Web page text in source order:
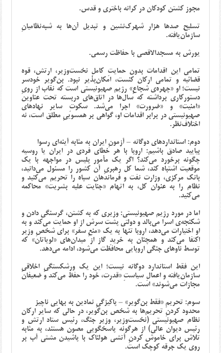
مجوز کشتن کودکان در کرانه باختری و قدس.
تسلیح صدها هزار شهرک‌نشین و تبدیل آن‌ها به شبه‌نظامیانِ
سازمان‌یافته.
یورش به مسجدالاقصی با حفاظت رسمی.
تمامی این اقدامات بدون حمایتِ کاملِ نخست‌وزیر، ارتش، قوه
قضائیه و تمامی ارکان کنست، امکان‌پذیر نبود. بن‌گویر خودسر
نیست؛ او «چهره‌ی شجاعِ» رژیم صهیونیستی است که نقاب از رویِ
دستورکاری برداشته که سال‌ها در اتاق‌های دربسته تحت عناوین
«امنیت» و «ضرورت» اجرا می‌شد. سکوتِ سایر نهادهای
صهیونیستی در برابر اقدامات او، گواهی بر همسوییِ مطلق است، نه
اختلاف‌نظر.
دوم: استانداردهای دوگانه – آزمونِ ایران به مثابه آینه‌ای رسوا
بیایید صادق باشیم: اروپا با هر خطای فردی در ایران یا روسیه
چگونه برخورد می‌کند؟ اگر یک مأمور پلیس در مواجهه با یک
موقعیت اشتباه کند، شما کل رهبریِ آن کشور را مسئول می‌دانید،
بانک مرکزی، وزارت نفت و فرماندهان سپاه را تحریم می‌کنید و
نظام را به عنوان کل، به اتهام «جنایت علیه بشریت» محاکمه
می‌کنید.
اما در مورد رژیم صهیونیستی: وزیری که به کشتن، گرسنگی دادن و
شکنجه‌ی اسرا می‌بالد و دولتی پشت سرش از او حمایت می‌کند و به
او اختیارات می‌دهد، اروپا تنها به یک «منعِ سفر» برای شخصِ وزیر
اکتفا می‌کند و همچنان به خریدِ گاز از میدان‌های «لویاتان» که
توسط ناوهای جنگی اروپایی محافظت می‌شود، ادامه می‌دهد.
این فقط استاندارد دوگانه نیست؛ این یک ورشکستگیِ اخلاقیِ
سازمان‌یافته و اعمالِ سیاستِ «قدرت، خود را حفظ می‌کند و ضعیفان
مجازات می‌شوند» است.
سوم: تحریمِ «فقط بن‌گویر» – پاکیزگیِ نمادین به بهایی ناچیز
محدود کردنِ تحریم‌ها به شخص بن‌گویر، در حالی که سایر ارکان
نظام صهیونیستی (نخست‌وزیر، وزیر جنگ، رئیس ستاد ارتش و
رئیس دیوان عالی) از هرگونه پاسخگویی مصون هستند، به مثابه
تلاش برای خاموش کردنِ آتشی هولناک با پاشیدن مشتی آب بر
روی یک جرقه کوچک است.